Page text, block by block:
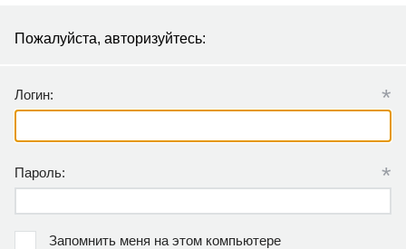
Пожалуйста, авторизуйтесь:
Логин: *
Пароль: *
Запомнить меня на этом компьютере